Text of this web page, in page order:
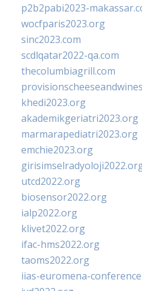
p2b2pabi2023-
wocfparis2023.org
sinc2023.com
scdlqatar2022-qa.com
thecolumbiagrill.com
khedi2023.org
akademikgeriatri2023.org
marmarapediatri2023.org
emchie2023.org
utcd2022.org
biosensor2022.org
ialp2022.org
klivet2022.org
ifac-hms2022.org
taoms2022.org
iias-euromena-